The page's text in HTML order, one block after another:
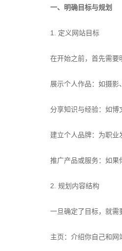
一、明确目标与规划
1. 定义网站目标
在开始之前，首先需要
展示个人作品：如摄影
分享知识与经验：如博
建立个人品牌：为职业
推广产品或服务：如果
2. 规划内容结构
一旦确定了目标，就需
主页：介绍你自己和网